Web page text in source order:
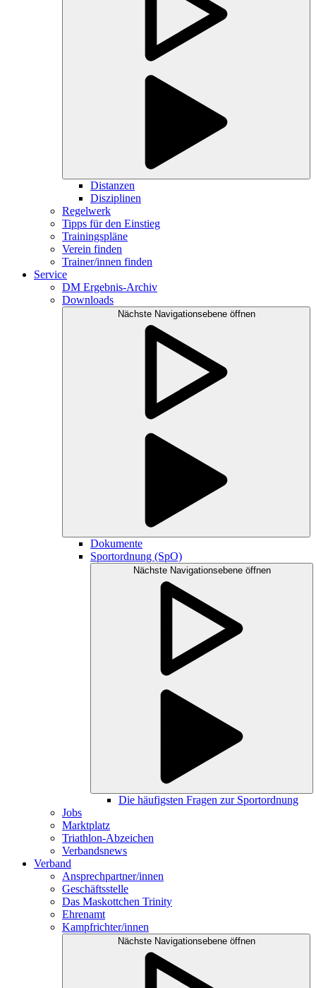
Distanzen
Disziplinen
Regelwerk
Tipps für den Einstieg
Trainingspläne
Verein finden
Trainer/innen finden
Service
DM Ergebnis-Archiv
Downloads
Nächste Navigationsebene öffnen
Dokumente
Sportordnung (SpO)
Nächste Navigationsebene öffnen
Die häufigsten Fragen zur Sportordnung
Jobs
Marktplatz
Triathlon-Abzeichen
Verbandsnews
Verband
Ansprechpartner/innen
Geschäftsstelle
Das Maskottchen Trinity
Ehrenamt
Kampfrichter/innen
Nächste Navigationsebene öffnen